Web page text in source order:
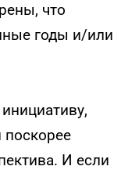
что
годы и/или
поскорее
И если